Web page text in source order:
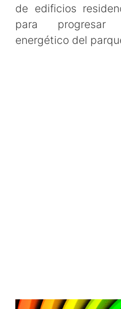
de edificios
para progresar
energético del